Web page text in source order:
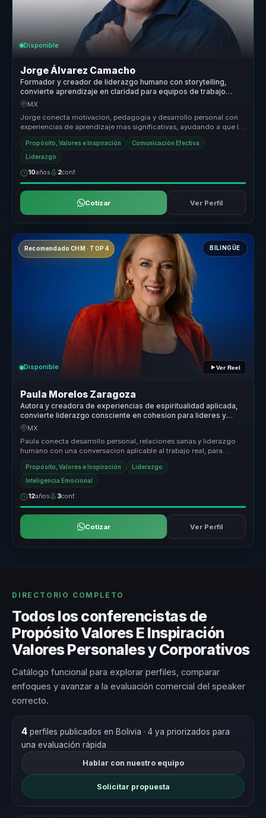
Disponible
Jorge Álvarez Camacho
Formador y creador de liderazgo humano con storytelling,
convierte aprendizaje en claridad para equipos de trabajo
reales.
MX
Jorge conecta motivacion, pedagogia y desarrollo personal con
experiencias de aprendizaje mas significativas, ayudando a que la
audiencia...
Propósito, Valores e Inspiración Comunicación Efectiva
Liderazgo
10años 2conf.
Cotizar Ver Perfil
Recomendado CHM · TOP 4 BILINGÜE
Disponible Ver Reel
Paula Morelos Zaragoza
Autora y creadora de experiencias de espiritualidad aplicada,
convierte liderazgo consciente en cohesion para lideres y
equipos.
MX
Paula conecta desarrollo personal, relaciones sanas y liderazgo
humano con una conversacion aplicable al trabajo real, para
equipos que n...
Propósito, Valores e Inspiración Liderazgo
Inteligencia Emocional
12años 3conf.
Cotizar Ver Perfil
DIRECTORIO COMPLETO
Todos los conferencistas de
Propósito Valores E Inspiración
Valores Personales y Corporativos
Catálogo funcional para explorar perfiles, comparar
enfoques y avanzar a la evaluación comercial del speaker
correcto.
4perfiles publicados en Bolivia · 4 ya priorizados para
una evaluación rápida
Hablar con nuestro equipo
Solicitar propuesta